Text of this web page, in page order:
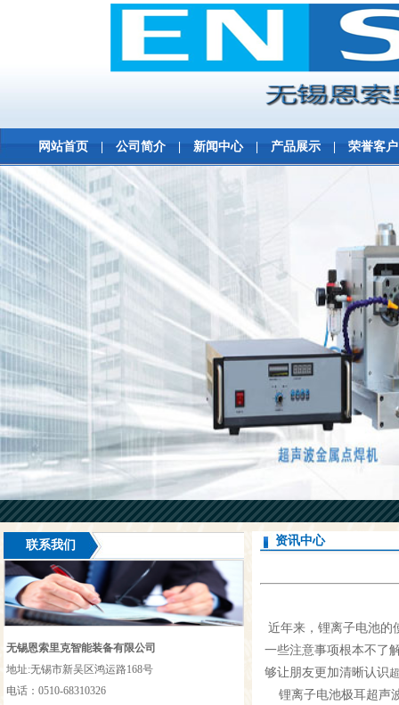
网站首页| 公司简介| 新闻中心| 产品展示| 荣誉客户
联系我们
无锡恩索里克智能装备有限公司
地址:无锡市新吴区鸿运路168号
电话：0510-68310326
资讯中心
近年来，锂离子电池的
一些注意事项根本不了
够让朋友更加清晰认识
锂离子电池极耳超声